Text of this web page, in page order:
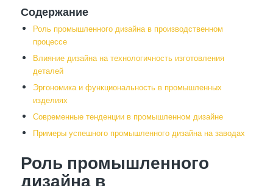
Содержание
Роль промышленного дизайна в производственном
процессе
Влияние дизайна на технологичность изготовления
деталей
Эргономика и функциональность в промышленных
изделиях
Современные тенденции в промышленном дизайне
Примеры успешного промышленного дизайна на заводах
Роль промышленного
дизайна в